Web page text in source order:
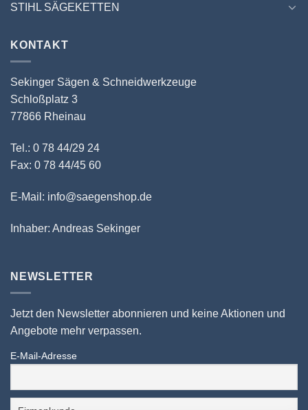
STIHL SÄGEKETTEN
KONTAKT
Sekinger Sägen & Schneidwerkzeuge
Schloßplatz 3
77866 Rheinau
Tel.: 0 78 44/29 24
Fax: 0 78 44/45 60
E-Mail: info@saegenshop.de
Inhaber: Andreas Sekinger
NEWSLETTER
Jetzt den Newsletter abonnieren und keine Aktionen und
Angebote mehr verpassen.
E-Mail-Adresse